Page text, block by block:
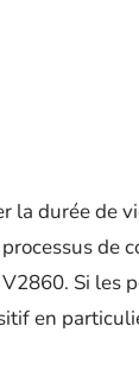
la durée de
de
Si les
en